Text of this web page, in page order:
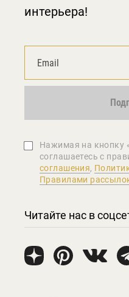
интерьера!
Нажимая на кнопку
соглашаетеcь с
соглашения,
Правилами
Читайте нас в